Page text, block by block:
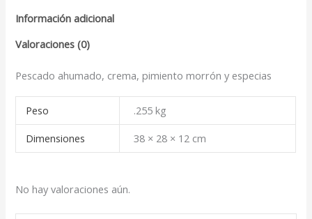
Información adicional
Valoraciones (0)
Pescado ahumado, crema, pimiento morrón y especias
Peso
.255 kg
Dimensiones
38 × 28 × 12 cm
No hay valoraciones aún.